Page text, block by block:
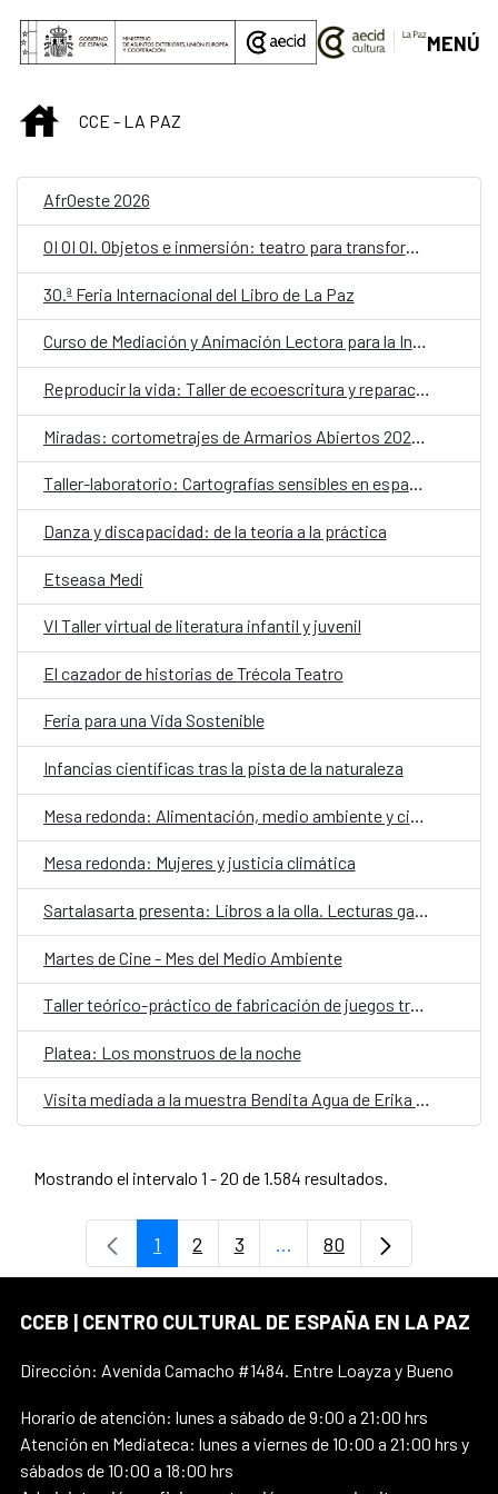
Saltar al contenido principal
MENÚ
INICIOCCE - LA PAZ
AfrOeste 2026
OI OI OI. Objetos e inmersión: teatro para transformar la escuela
30.ª Feria Internacional del Libro de La Paz
Curso de Mediación y Animación Lectora para la Infancia – Lectores sin Frontera
Reproducir la vida: Taller de ecoescritura y reparación
Taller-laboratorio: Cartografías sensibles en espacios públicos
Danza y discapacidad: de la teoría a la práctica
Etseasa Medi
VI Taller virtual de literatura infantil y juvenil
El cazador de historias de Trécola Teatro
Feria para una Vida Sostenible
Infancias científicas tras la pista de la naturaleza
Mesa redonda: Mujeres y justicia climática
Sartalasarta presenta: Libros a la olla. Lecturas gastronómicas a domicilio
Martes de Cine - Mes del Medio Ambiente
Taller teórico-práctico de fabricación de juegos tradicionales
Platea: Los monstruos de la noche
Visita mediada a la muestra Bendita Agua de Erika Ewel
Mostrando el intervalo 1 - 20 de 1.584 resultados.
Página
1 Página
2 Página
3 ...Páginas intermedias
Página
80
CCEB | CENTRO CULTURAL DE ESPAÑA EN LA PAZ
Dirección: Avenida Camacho #1484. Entre Loayza y Bueno
Horario de atención: lunes a sábado de 9:00 a 21:00 hrs
Atención en Mediateca: lunes a viernes de 10:00 a 21:00 hrs y
sábados de 10:00 a 18:00 hrs